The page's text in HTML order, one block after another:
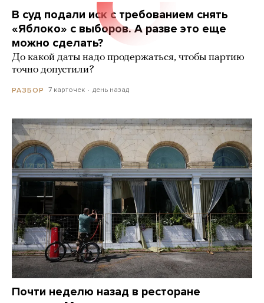
В суд подали иск с требованием снять
«Яблоко» с выборов. А разве это еще
можно сделать?
До какой даты надо продержаться, чтобы партию
точно допустили?
РАЗБОР 7 карточек день назад
Почти неделю назад в ресторане